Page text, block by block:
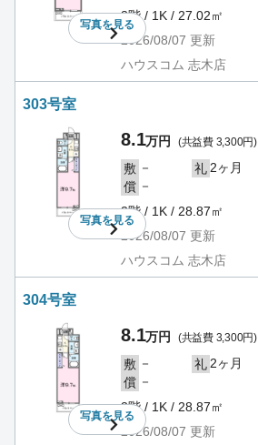
写真を見る
3階 / 1K / 27.02㎡
2026/08/07 更新
ハウスコム 志木店
303号室
写真を見る
8.1万円 (共益費 3,300円)
敷 － 礼 2ヶ月
償 －
3階 / 1K / 28.87㎡
2026/08/07 更新
ハウスコム 志木店
304号室
写真を見る
8.1万円 (共益費 3,300円)
敷 － 礼 2ヶ月
償 －
3階 / 1K / 28.87㎡
2026/08/07 更新